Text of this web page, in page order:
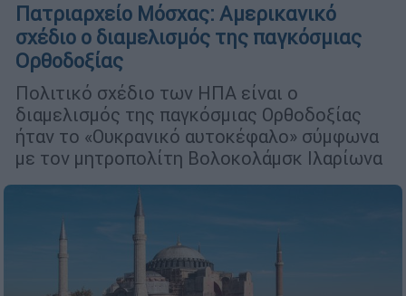
Πατριαρχείο Μόσχας: Αμερικανικό
σχέδιο ο διαμελισμός της παγκόσμιας
Ορθοδοξίας
Πολιτικό σχέδιο των ΗΠΑ είναι ο
διαμελισμός της παγκόσμιας Ορθοδοξίας
ήταν το «Ουκρανικό αυτοκέφαλο» σύμφωνα
με τον μητροπολίτη Βολοκολάμσκ Ιλαρίωνα